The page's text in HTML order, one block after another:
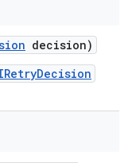
decision)